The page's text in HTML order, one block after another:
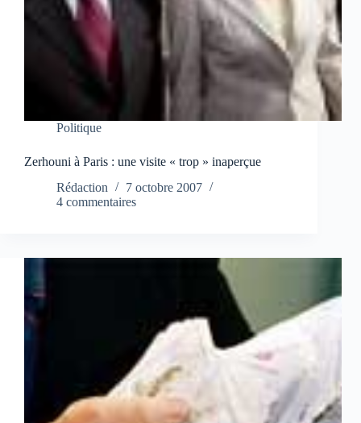
Politique
Zerhouni à Paris : une visite « trop » inaperçue
Rédaction
7 octobre 2007
4 commentaires